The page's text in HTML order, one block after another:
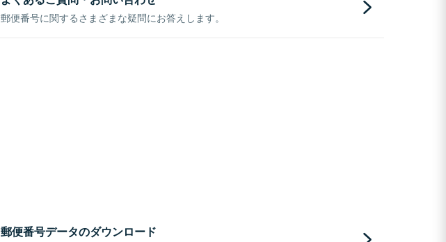
郵便番号に関するさまざまな疑問にお答えします。
郵便番号データのダウンロード